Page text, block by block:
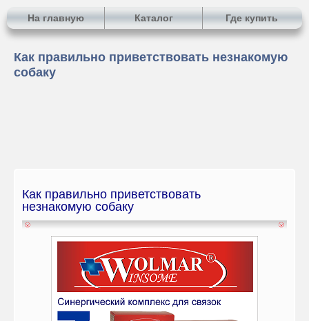
На главную Каталог Где купить
Как правильно приветствовать незнакомую
собаку
Как правильно приветствовать
незнакомую собаку